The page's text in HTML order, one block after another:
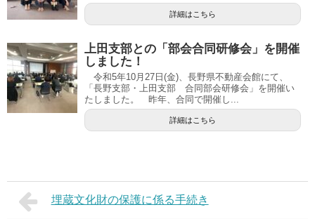
詳細はこちら
上田支部との「部会合同研修会」を開催
しました！
令和5年10月27日(金)、長野県不動産会館にて、
「長野支部・上田支部 合同部会研修会」を開催い
たしました。 昨年、合同で開催し...
詳細はこちら
埋蔵文化財の保護に係る手続き